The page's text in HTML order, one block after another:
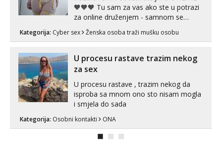
🧡🧡🧡 Tu sam za vas ako ste u potrazi
za online druženjem - samnom se
možete zabaviti preko videopoziva, ili
ako vam nisam dovoljna radim i u paru i
😉 Radim i vruća tipkanja uz slike i hot
line pozive. Za vas sam pripremila ...
Kategorija: Cyber sex Ženska osoba traži mušku osobu
U procesu rastave trazim nekog
za sex
U procesu rastave , trazim nekog da
isproba sa mnom ono sto nisam mogla
i smjela do sada
Kategorija: Osobni kontakti ONA